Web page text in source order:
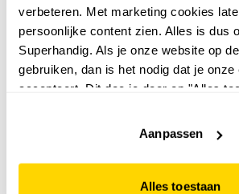
verbeteren. Met marketing cookies
persoonlijke content zien. Alles is dus
Superhandig. Als je onze website op
gebruiken, dan is het nodig dat je onze
accepteert. Dit doe je door op "Alles
website niet optimaal functioneert.
Aanpassen
Alles toestaan